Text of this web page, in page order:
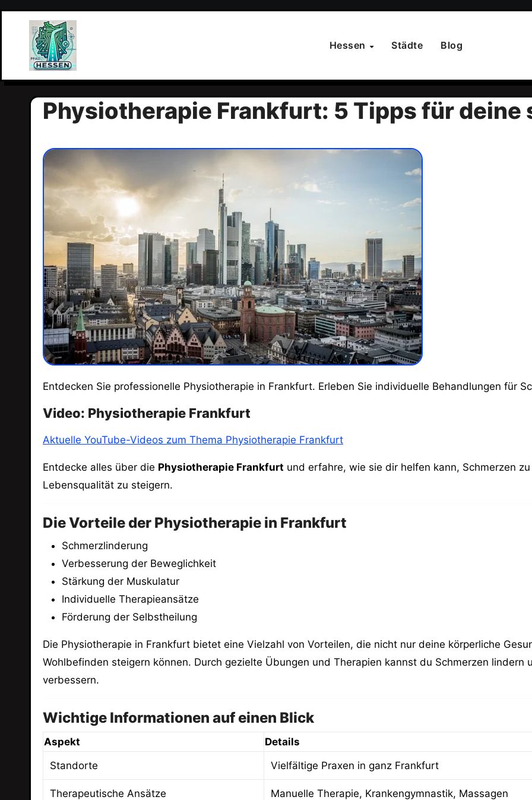
springen
Hessen Städte Blog
Physiotherapie Frankfurt: 5 Tipps für deine
Entdecken Sie professionelle Physiotherapie in Frankfurt. Erleben Sie individuelle Behandlungen für
Video: Physiotherapie Frankfurt
Aktuelle YouTube-Videos zum Thema Physiotherapie Frankfurt
Entdecke alles über die Physiotherapie Frankfurt und erfahre, wie sie dir helfen kann, Schmerzen
Lebensqualität zu steigern.
Die Vorteile der Physiotherapie in Frankfurt
Schmerzlinderung
Verbesserung der Beweglichkeit
Stärkung der Muskulatur
Individuelle Therapieansätze
Förderung der Selbstheilung
Die Physiotherapie in Frankfurt bietet eine Vielzahl von Vorteilen, die nicht nur deine körperliche
Wohlbefinden steigern können. Durch gezielte Übungen und Therapien kannst du Schmerzen
verbessern.
Wichtige Informationen auf einen Blick
Aspekt
Details
Standorte
Vielfältige Praxen in ganz Frankfurt
Therapeutische Ansätze Manuelle Therapie, Krankengymnastik, Massagen